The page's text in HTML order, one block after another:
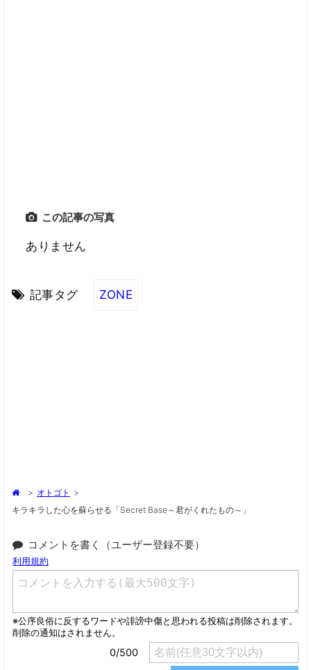
この記事の写真
ありません
記事タグ ZONE
> オトゴト >
キラキラした心を蘇らせる「secret Base～君がくれたもの～」
コメントを書く（ユーザー登録不要）